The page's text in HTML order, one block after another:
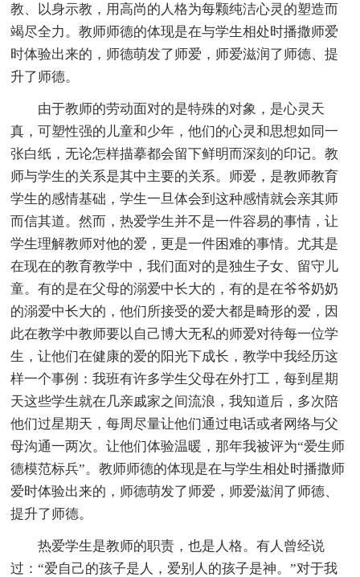
教、以身示教，用高尚的人格为每颗纯洁心灵的塑造而
竭尽全力。教师师德的体现是在与学生相处时播撒师爱
时体验出来的，师德萌发了师爱，师爱滋润了师德、提
升了师德。
由于教师的劳动面对的是特殊的对象，是心灵天
真，可塑性强的儿童和少年，他们的心灵和思想如同一
张白纸，无论怎样描摹都会留下鲜明而深刻的印记。教
师与学生的关系是其中主要的关系。师爱，是教师教育
学生的感情基础，学生一旦体会到这种感情就会亲其师
而信其道。然而，热爱学生并不是一件容易的事情，让
学生理解教师对他的爱，更是一件困难的事情。尤其是
在现在的教育教学中，我们面对的是独生子女、留守儿
童。有的是在父母的溺爱中长大的，有的是在爷爷奶奶
的溺爱中长大的，他们所接受的爱大都是畸形的爱，因
此在教学中教师要以自己博大无私的师爱对待每一位学
生，让他们在健康的爱的阳光下成长，教学中我经历这
样一个事例：我班有许多学生父母在外打工，每到星期
天这些学生就在几亲戚家之间流浪，我知道后，多次陪
他们过星期天，每周尽量让他们通过电话或者网络与父
母沟通一两次。让他们体验温暖，那年我被评为“爱生师
德模范标兵”。教师师德的体现是在与学生相处时播撒师
爱时体验出来的，师德萌发了师爱，师爱滋润了师德、
提升了师德。
热爱学生是教师的职责，也是人格。有人曾经说
过：“爱自己的孩子是人，爱别人的孩子是神。”对于我